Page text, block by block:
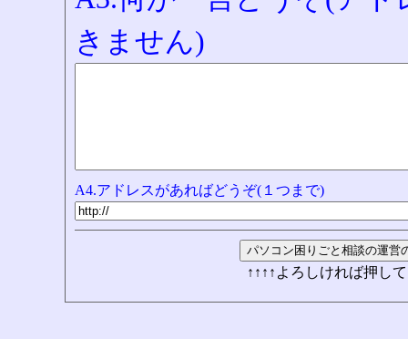
きません)
A4.アドレスがあればどうぞ(１つまで)
↑↑↑↑よろしければ押し